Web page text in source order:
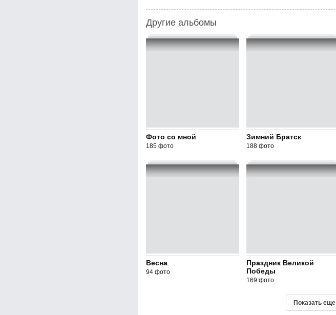
Другие альбомы
Фото со мной
185 фото
Зимний Братск
188 фото
Весна
94 фото
Праздник Великой
Победы
169 фото
Показать еще